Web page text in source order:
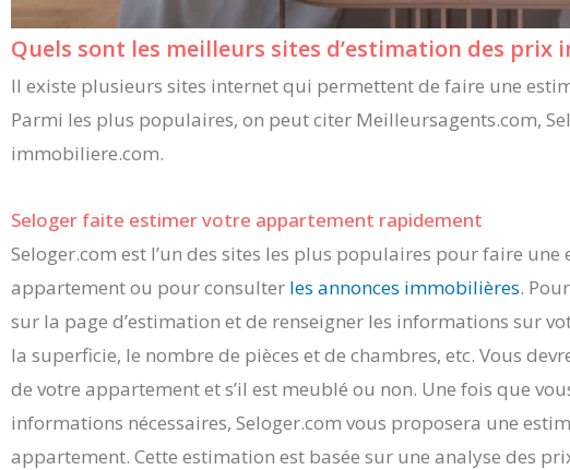
Quels sont les meilleurs sites d’estimation des prix
Il existe plusieurs sites internet qui permettent de faire une
Parmi les plus populaires, on peut citer Meilleursagents.com,
immobiliere.com.
Seloger faite estimer votre appartement rapidement
Seloger.com est l’un des sites les plus populaires pour faire
appartement ou pour consulter les annonces immobilières.
sur la page d’estimation et de renseigner les informations sur
la superficie, le nombre de pièces et de chambres, etc. Vous
de votre appartement et s’il est meublé ou non. Une fois que
informations nécessaires, Seloger.com vous proposera une
appartement. Cette estimation est basée sur une analyse des